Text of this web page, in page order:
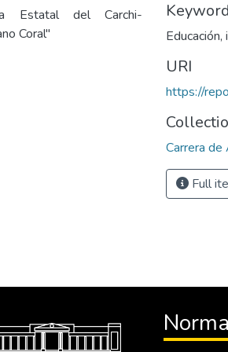
Estatal del Carchi-
Coral"
Educación,
URI
https://
Carrera
Full